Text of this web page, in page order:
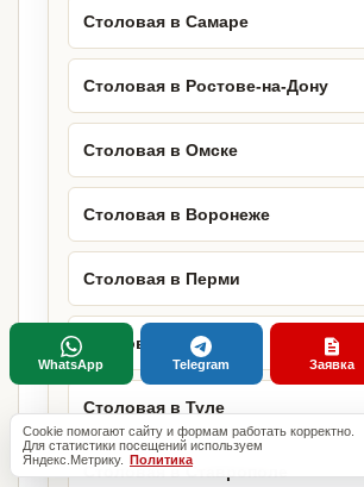
Столовая в Самаре
Столовая в Ростове-на-Дону
Столовая в Омске
Столовая в Воронеже
Столовая в Перми
Столовая в Тюмени
Столовая в Туле
Столовая в Ставрополе
Cookie помогают сайту и формам работать корректно.
Для статистики посещений используем
Яндекс.Метрику. Политика
WhatsApp Telegram Заявка